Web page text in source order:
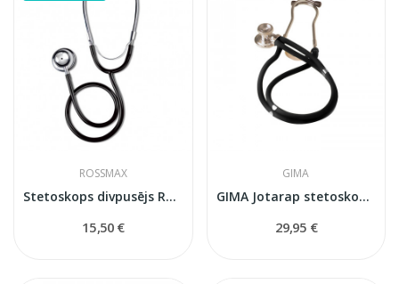
ROSSMAX
Stetoskops divpusējs Rossmax EB200
15,50 €
GIMA
GIMA Jotarap stetoskops pediatriskais
29,95 €